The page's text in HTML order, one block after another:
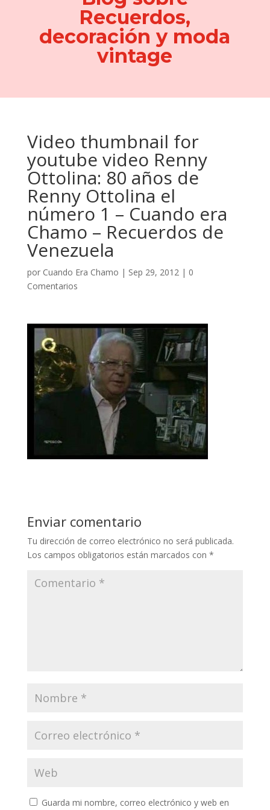
Recuerdos,
decoración y moda
vintage
Video thumbnail for
youtube video Renny
Ottolina: 80 años de
Renny Ottolina el
número 1 – Cuando era
Chamo – Recuerdos de
Venezuela
por Cuando Era Chamo | Sep 29, 2012| 0
Comentarios
Enviar comentario
Tu dirección de correo electrónico no será publicada.
Los campos obligatorios están marcados con *
Guarda mi nombre, correo electrónico y web en